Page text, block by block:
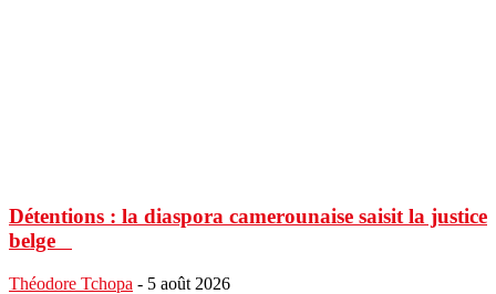
Détentions : la diaspora camerounaise saisit la justice
belge
Théodore Tchopa - 5 août 2026